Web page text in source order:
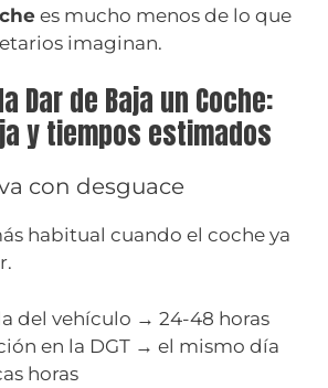
es mucho menos de lo que
imaginan.
Dar de Baja un Coche:
y tiempos estimados
con desguace
habitual cuando el coche ya
del vehículo → 24-48 horas
en la DGT → el mismo día
horas